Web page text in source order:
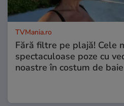
TVMania.ro
Fără filtre pe plajă! Cele
spectaculoase poze cu
noastre în costum de